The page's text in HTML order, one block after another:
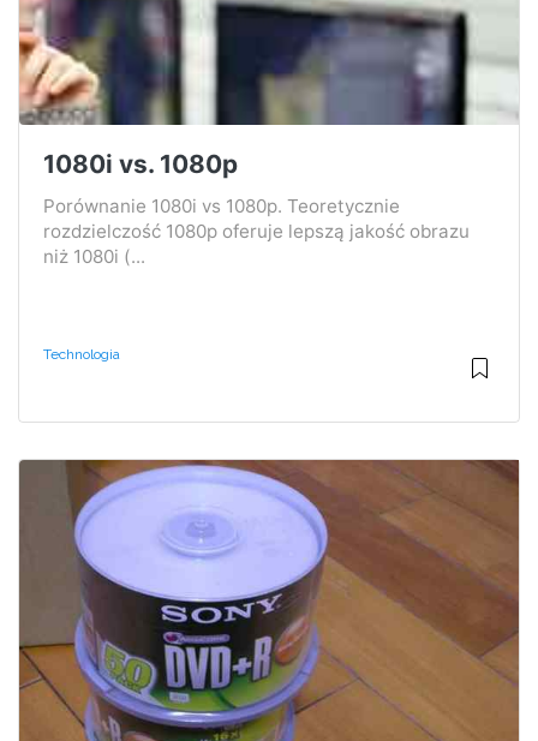
1080i vs. 1080p
Porównanie 1080i vs 1080p. Teoretycznie
rozdzielczość 1080p oferuje lepszą jakość obrazu
niż 1080i (...
Technologia